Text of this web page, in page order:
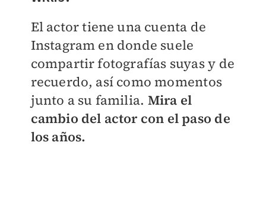
El actor tiene una cuenta de
Instagram en donde suele
compartir fotografías suyas y de
recuerdo, así como momentos
junto a su familia. Mira el
cambio del actor con el paso de
los años.